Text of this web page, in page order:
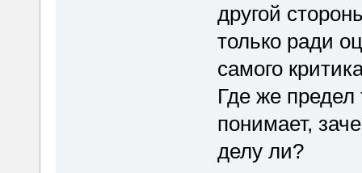
другой
только ради
самого
Где же
понимает,
делу ли?